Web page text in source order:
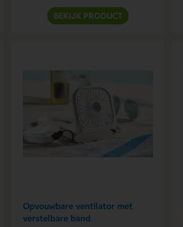
BEKIJK PRODUCT
Opvouwbare ventilator met
verstelbare band